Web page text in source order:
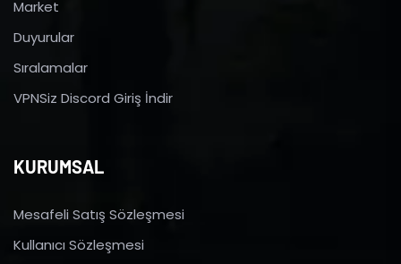
Market
Duyurular
Sıralamalar
VPNSiz Discord Giriş İndir
KURUMSAL
Mesafeli Satış Sözleşmesi
Kullanıcı Sözleşmesi